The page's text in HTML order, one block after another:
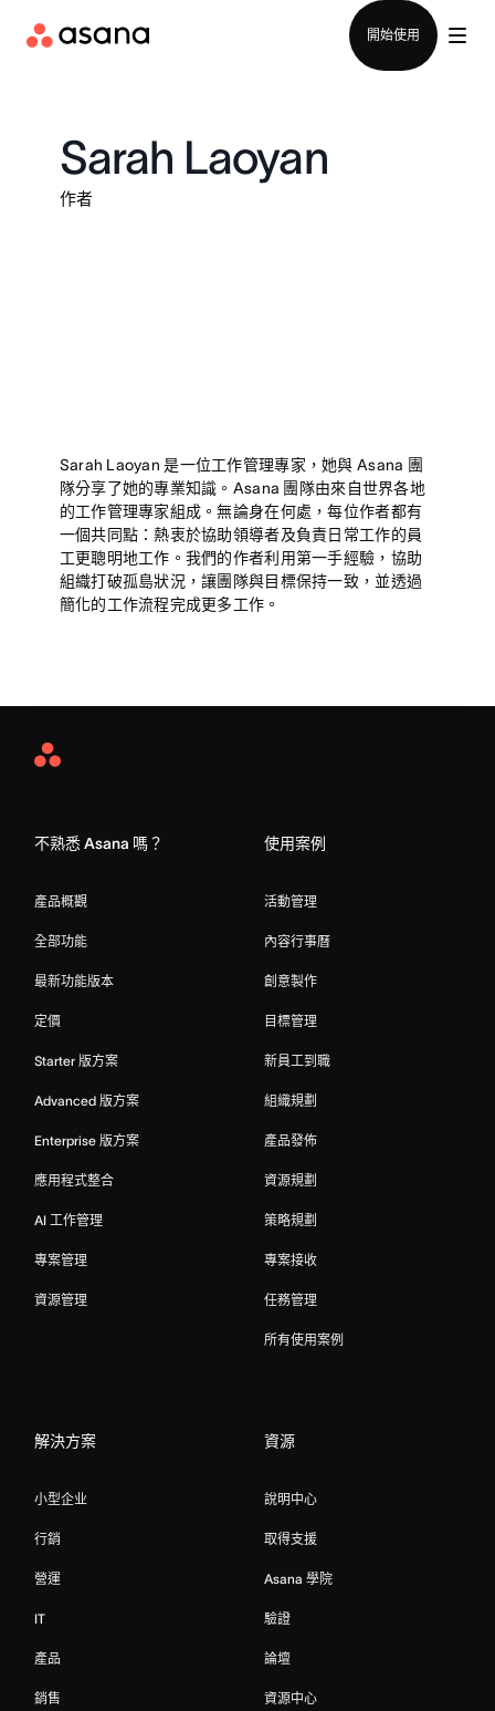
開始使用
Sarah Laoyan
作者
Sarah Laoyan 是一位工作管理專家，她與 Asana 團
隊分享了她的專業知識。Asana 團隊由來自世界各地
的工作管理專家組成。無論身在何處，每位作者都有
一個共同點：熱衷於協助領導者及負責日常工作的員
工更聰明地工作。我們的作者利用第一手經驗，協助
組織打破孤島狀況，讓團隊與目標保持一致，並透過
簡化的工作流程完成更多工作。
Asana
不熟悉 Asana 嗎？
產品概觀
全部功能
最新功能版本
定價
Starter 版方案
Advanced 版方案
Enterprise 版方案
應用程式整合
AI 工作管理
專案管理
資源管理
使用案例
活動管理
內容行事曆
創意製作
目標管理
新員工到職
組織規劃
產品發佈
資源規劃
策略規劃
專案接收
任務管理
所有使用案例
解決方案
小型企业
行銷
營運
IT
產品
銷售
資源
說明中心
取得支援
Asana 學院
驗證
論壇
資源中心